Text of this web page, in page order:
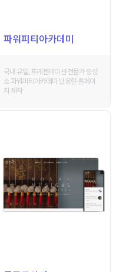
파워피티아카데미
국내 유일, 프레젠테이션 전문가 양성
소 파워피티아카데미 반응현 홈페이
지 제작